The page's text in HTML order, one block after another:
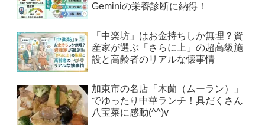
Geminiの栄養診断に納得！
「中楽坊」はお金持ちしか無理？資
産家が選ぶ「さらに上」の超高級施
設と高齢者のリアルな懐事情
加東市の名店「木蘭（ムーラン）」
でゆったり中華ランチ！具だくさん
八宝菜に感動(^^)v